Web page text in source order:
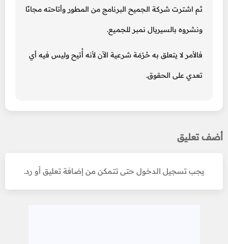
ثم اشترت شركة الجميح البرنامج من المطور وأتاحته مجانًا
ونشروه بالسيريال نمبر للجميع.
فالأمر لا يتعلق به حُرْمَة شرعية الآن لأنه أُتيح وليس فيه أي
تعدي على الحقوق.
أضف تعليق
يجب تسجيل الدخول حتى تتمكن من إضافة تعليق أو رد.